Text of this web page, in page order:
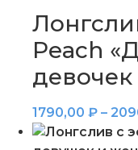
Peach
девочек
1790,00 ₽ –